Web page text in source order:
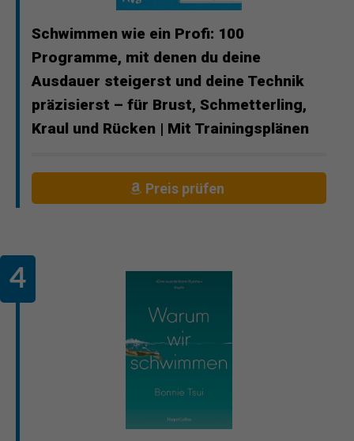
Schwimmen wie ein Profi: 100
Programme, mit denen du deine
Ausdauer steigerst und deine Technik
präzisierst – für Brust, Schmetterling,
Kraul und Rücken | Mit Trainingsplänen
Preis prüfen